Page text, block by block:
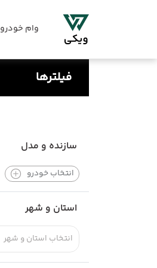
وام خودرو
فیلترها
سازنده و مدل
انتخاب خودرو
استان و شهر
انتخاب استان و شهر